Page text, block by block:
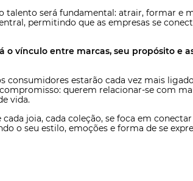
talento será fundamental: atrair, formar e
permitindo que as empresas se
o vínculo entre marcas, seu propósito e
consumidores estarão cada vez mais
querem relacionar-se com
vida.
cada joia, cada coleção, se foca em
o seu estilo, emoções e forma de se